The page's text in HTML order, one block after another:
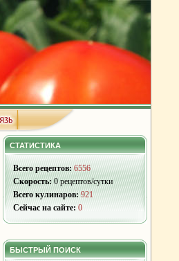
СТАТИСТИКА
Всего рецептов: 6556
Скорость:0 рецептов/сутки
Всего кулинаров: 921
Сейчас на сайте: 0
БЫСТРЫЙ ПОИСК